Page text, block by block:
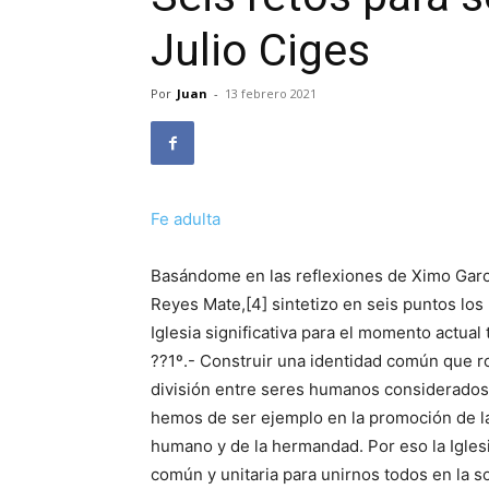
Julio Ciges
Por Juan - 13 febrero 2021
Fe adulta
Basándome en las reflexiones de Ximo
Reyes Mate,[4] sintetizo en seis puntos
Iglesia significativa para el momento actual
??1º.- Construir una identidad común que
división entre seres humanos
hemos de ser ejemplo en la promoción de
humano y de la hermandad. Por eso la
común y unitaria para unirnos todos en la